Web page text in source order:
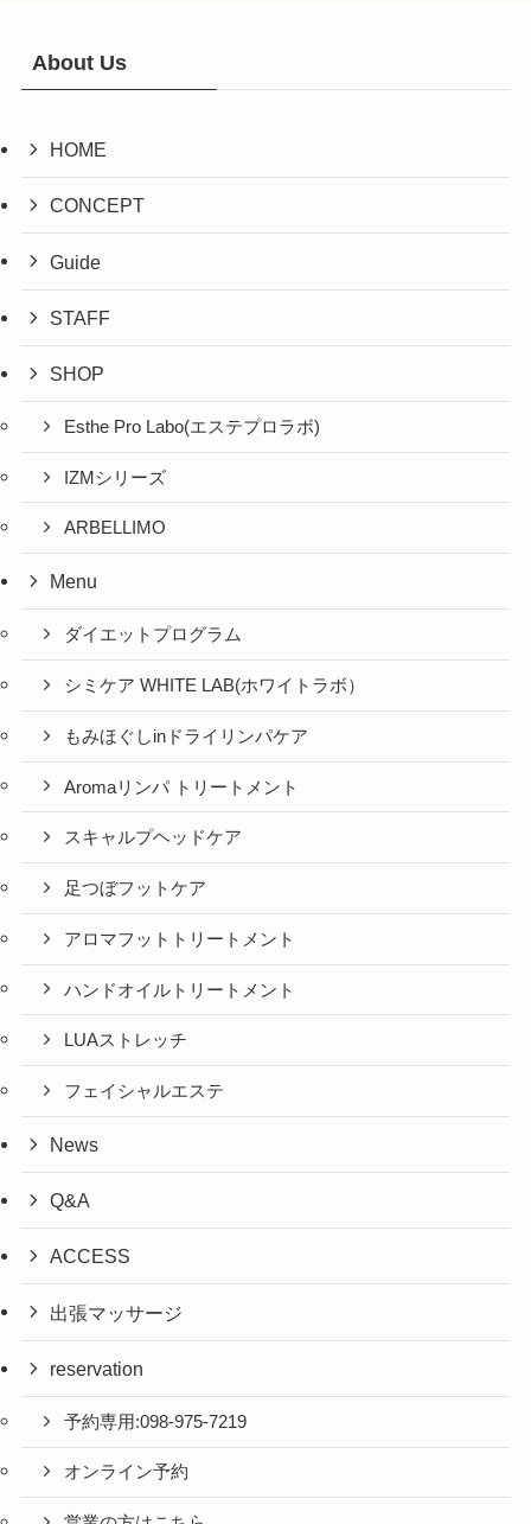
About Us
HOME
CONCEPT
Guide
STAFF
SHOP
Esthe Pro Labo(エステプロラボ)
IZMシリーズ
ARBELLIMO
Menu
ダイエットプログラム
シミケア WHITE LAB(ホワイトラボ）
もみほぐしinドライリンパケア
Aromaリンパ トリートメント
スキャルプヘッドケア
足つぼフットケア
アロマフットトリートメント
ハンドオイルトリートメント
LUAストレッチ
フェイシャルエステ
News
Q&A
ACCESS
出張マッサージ
reservation
予約専用:098-975-7219
オンライン予約